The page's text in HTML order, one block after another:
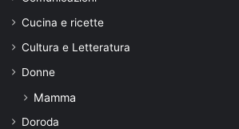
Cucina e ricette
Cultura e Letteratura
Donne
Mamma
Doroda